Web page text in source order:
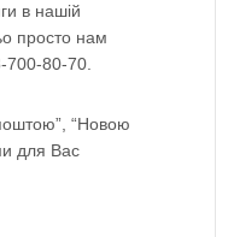
в нашій
просто нам
700-80-70.
“Новою
для Вас